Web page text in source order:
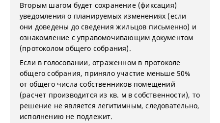
Вторым шагом будет сохранение (фиксация)
уведомления о планируемых изменениях (если
они доведены до сведения жильцов письменно) и
ознакомление с управомочивающим документом
(протоколом общего собрания).
Если в голосовании, отраженном в протоколе
общего собрания, приняло участие меньше 50%
от общего числа собственников помещений
(расчет производится из кв. м в собственности), то
решение не является легитимным, следовательно,
исполнению не подлежит.